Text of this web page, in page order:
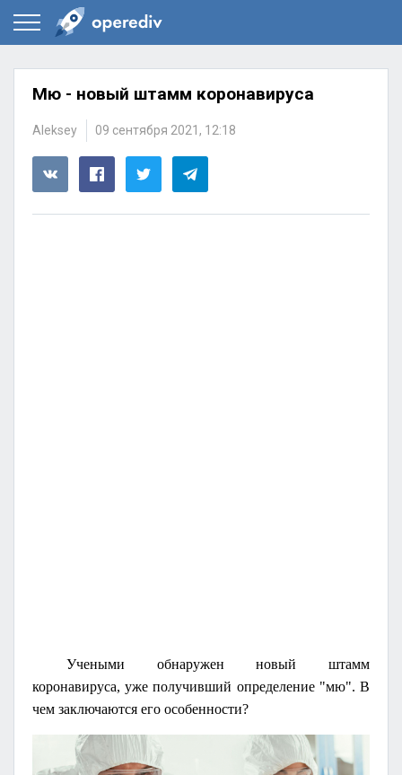
Мю - новый штамм коронавируса
Aleksey 09 сентября 2021, 12:18
Учеными обнаружен новый штамм
коронавируса, уже получивший определение "мю". В
чем заключаются его особенности?